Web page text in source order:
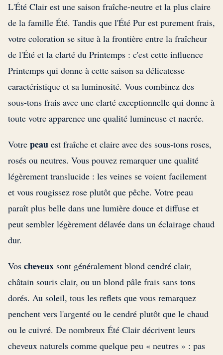
L'Été Clair est une saison fraîche-neutre et la plus claire
de la famille Été. Tandis que l'Été Pur est purement frais,
votre coloration se situe à la frontière entre la fraîcheur
de l'Été et la clarté du Printemps : c'est cette influence
Printemps qui donne à cette saison sa délicatesse
caractéristique et sa luminosité. Vous combinez des
sous-tons frais avec une clarté exceptionnelle qui donne à
toute votre apparence une qualité lumineuse et nacrée.
Votre peau est fraîche et claire avec des sous-tons roses,
rosés ou neutres. Vous pouvez remarquer une qualité
légèrement translucide : les veines se voient facilement
et vous rougissez rose plutôt que pêche. Votre peau
paraît plus belle dans une lumière douce et diffuse et
peut sembler légèrement délavée dans un éclairage chaud
dur.
Vos cheveux sont généralement blond cendré clair,
châtain souris clair, ou un blond pâle frais sans tons
dorés. Au soleil, tous les reflets que vous remarquez
penchent vers l'argenté ou le cendré plutôt que le chaud
ou le cuivré. De nombreux Été Clair décrivent leurs
cheveux naturels comme quelque peu « neutres » : pas